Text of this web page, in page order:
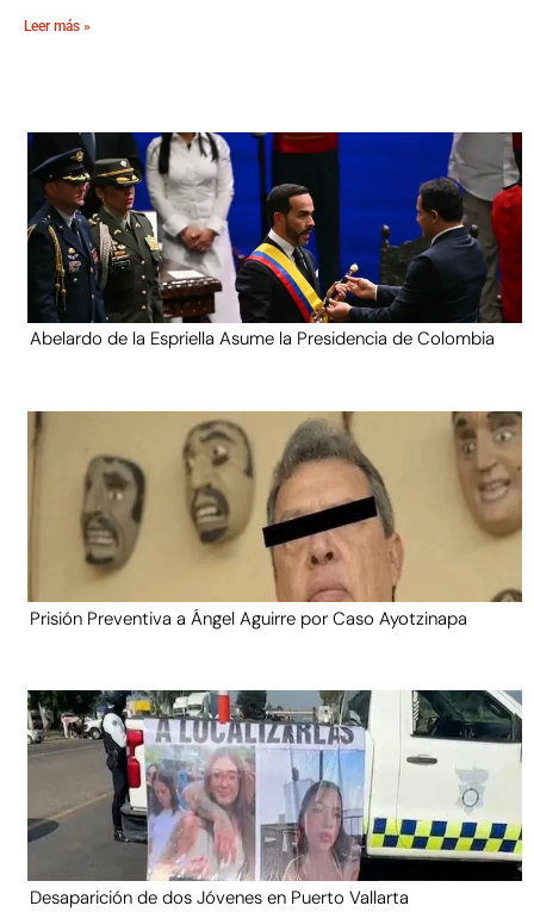
Leer más »
Abelardo de la Espriella Asume la Presidencia de Colombia
Prisión Preventiva a Ángel Aguirre por Caso Ayotzinapa
Desaparición de dos Jóvenes en Puerto Vallarta